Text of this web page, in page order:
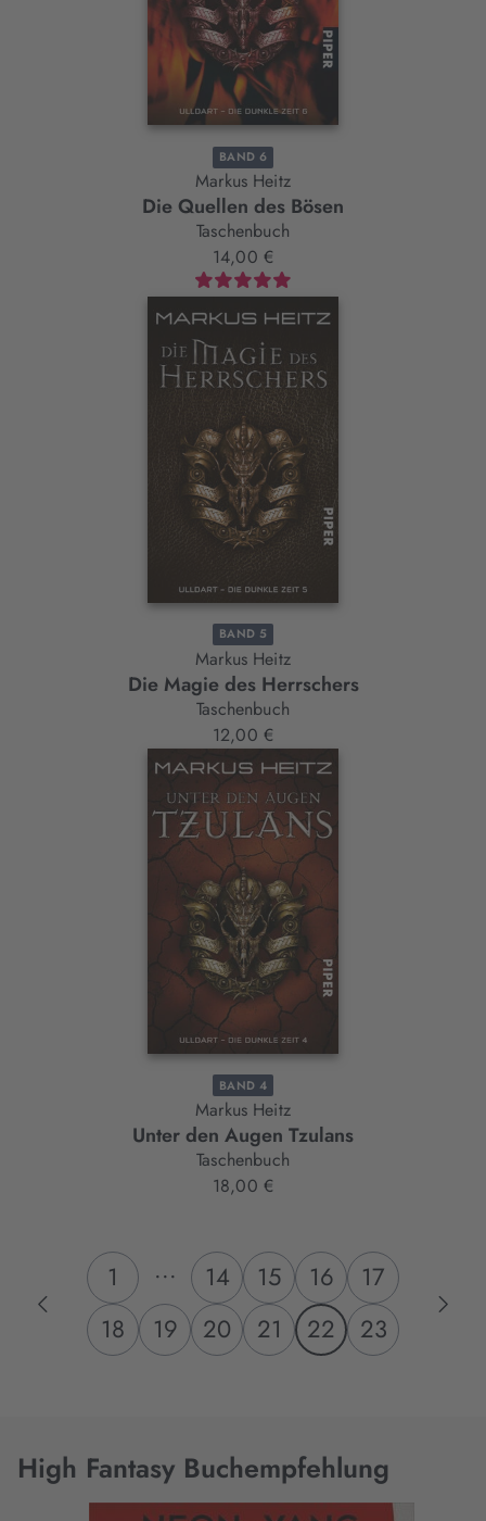
BAND 6
Markus Heitz
Die Quellen des Bösen
Taschenbuch
14,00 €
BAND 5
Markus Heitz
Die Magie des Herrschers
Taschenbuch
12,00 €
BAND 4
Markus Heitz
Unter den Augen Tzulans
Taschenbuch
18,00 €
1 ... 14 15 16
17
18
19 20 21 22 23
High Fantasy Buchempfehlung